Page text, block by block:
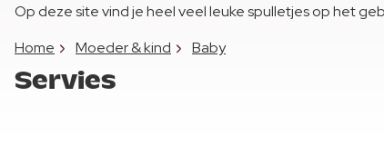
Op deze site vind je heel veel leuke spulletjes op het
Home
Moeder & kind Baby
Servies